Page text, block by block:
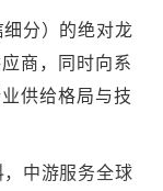
分）的绝对龙
商，同时向系
供给格局与技
中游服务全球